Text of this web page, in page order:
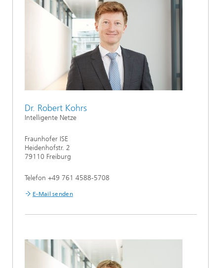
Dr. Robert Kohrs
Intelligente Netze
Fraunhofer ISE
Heidenhofstr. 2
79110 Freiburg
Telefon +49 761 4588-5708
E-Mail senden